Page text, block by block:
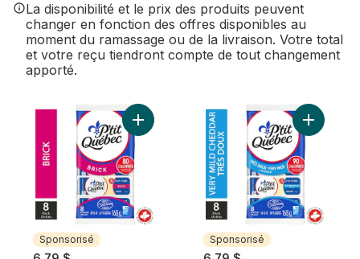
La disponibilité et le prix des produits peuvent
changer en fonction des offres disponibles au
moment du ramassage ou de la livraison. Votre total
et votre reçu tiendront compte de tout changement
apporté.
Sponsorisé
Ajouter Collations au fromage brick au
Sponsorisé
Ajouter